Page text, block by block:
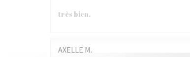
très bien.
AXELLE M